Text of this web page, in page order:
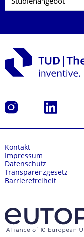
Instagram LinkedIn
Kontakt
Impressum
Datenschutz
Transparenzgesetz
Barrierefreiheit